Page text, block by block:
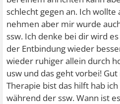
Ich muss es bearbeiten .. Und
oder später kommt es eh
schlimmer.
schlecht gegen an. Ich
nehmen aber mir wurde
ssw. Ich denke bei dir wird
der Entbindung wieder
wieder ruhiger allein durch
usw und das geht vorbei!
Therapie bist das hilft hab
während der ssw. Wann ist